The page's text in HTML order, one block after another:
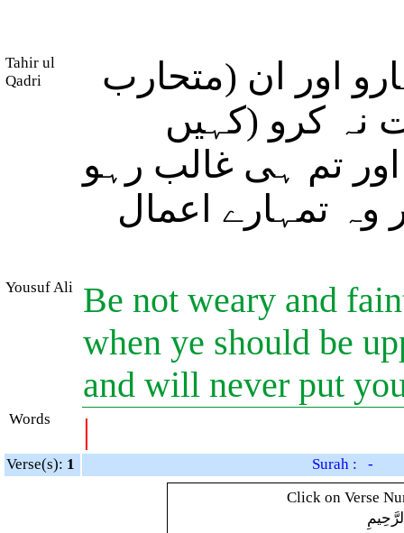
Tahir ul
Qadri
اور ان (متحارب
نہ کرو (کہیں
تم ہی غالب رہو
وہ تمہارے اعمال
Yousuf Ali
Be not weary and
when ye should be
and will never put
Words |
Verse(s): 1
Surah : -
Click on Verse